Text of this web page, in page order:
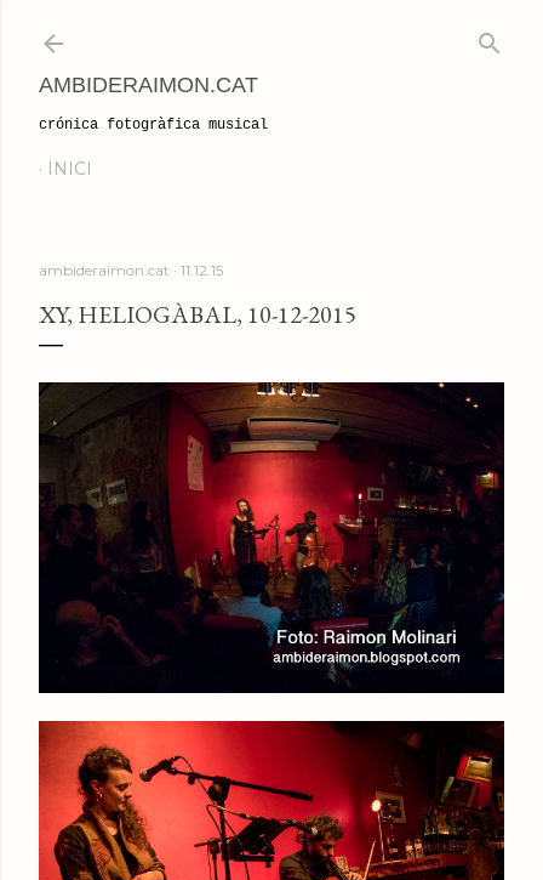
AMBIDERAIMON.CAT
crónica fotogràfica musical
INICI
ambideraimon.cat 11.12.15
XY, HELIOGÀBAL, 10-12-2015